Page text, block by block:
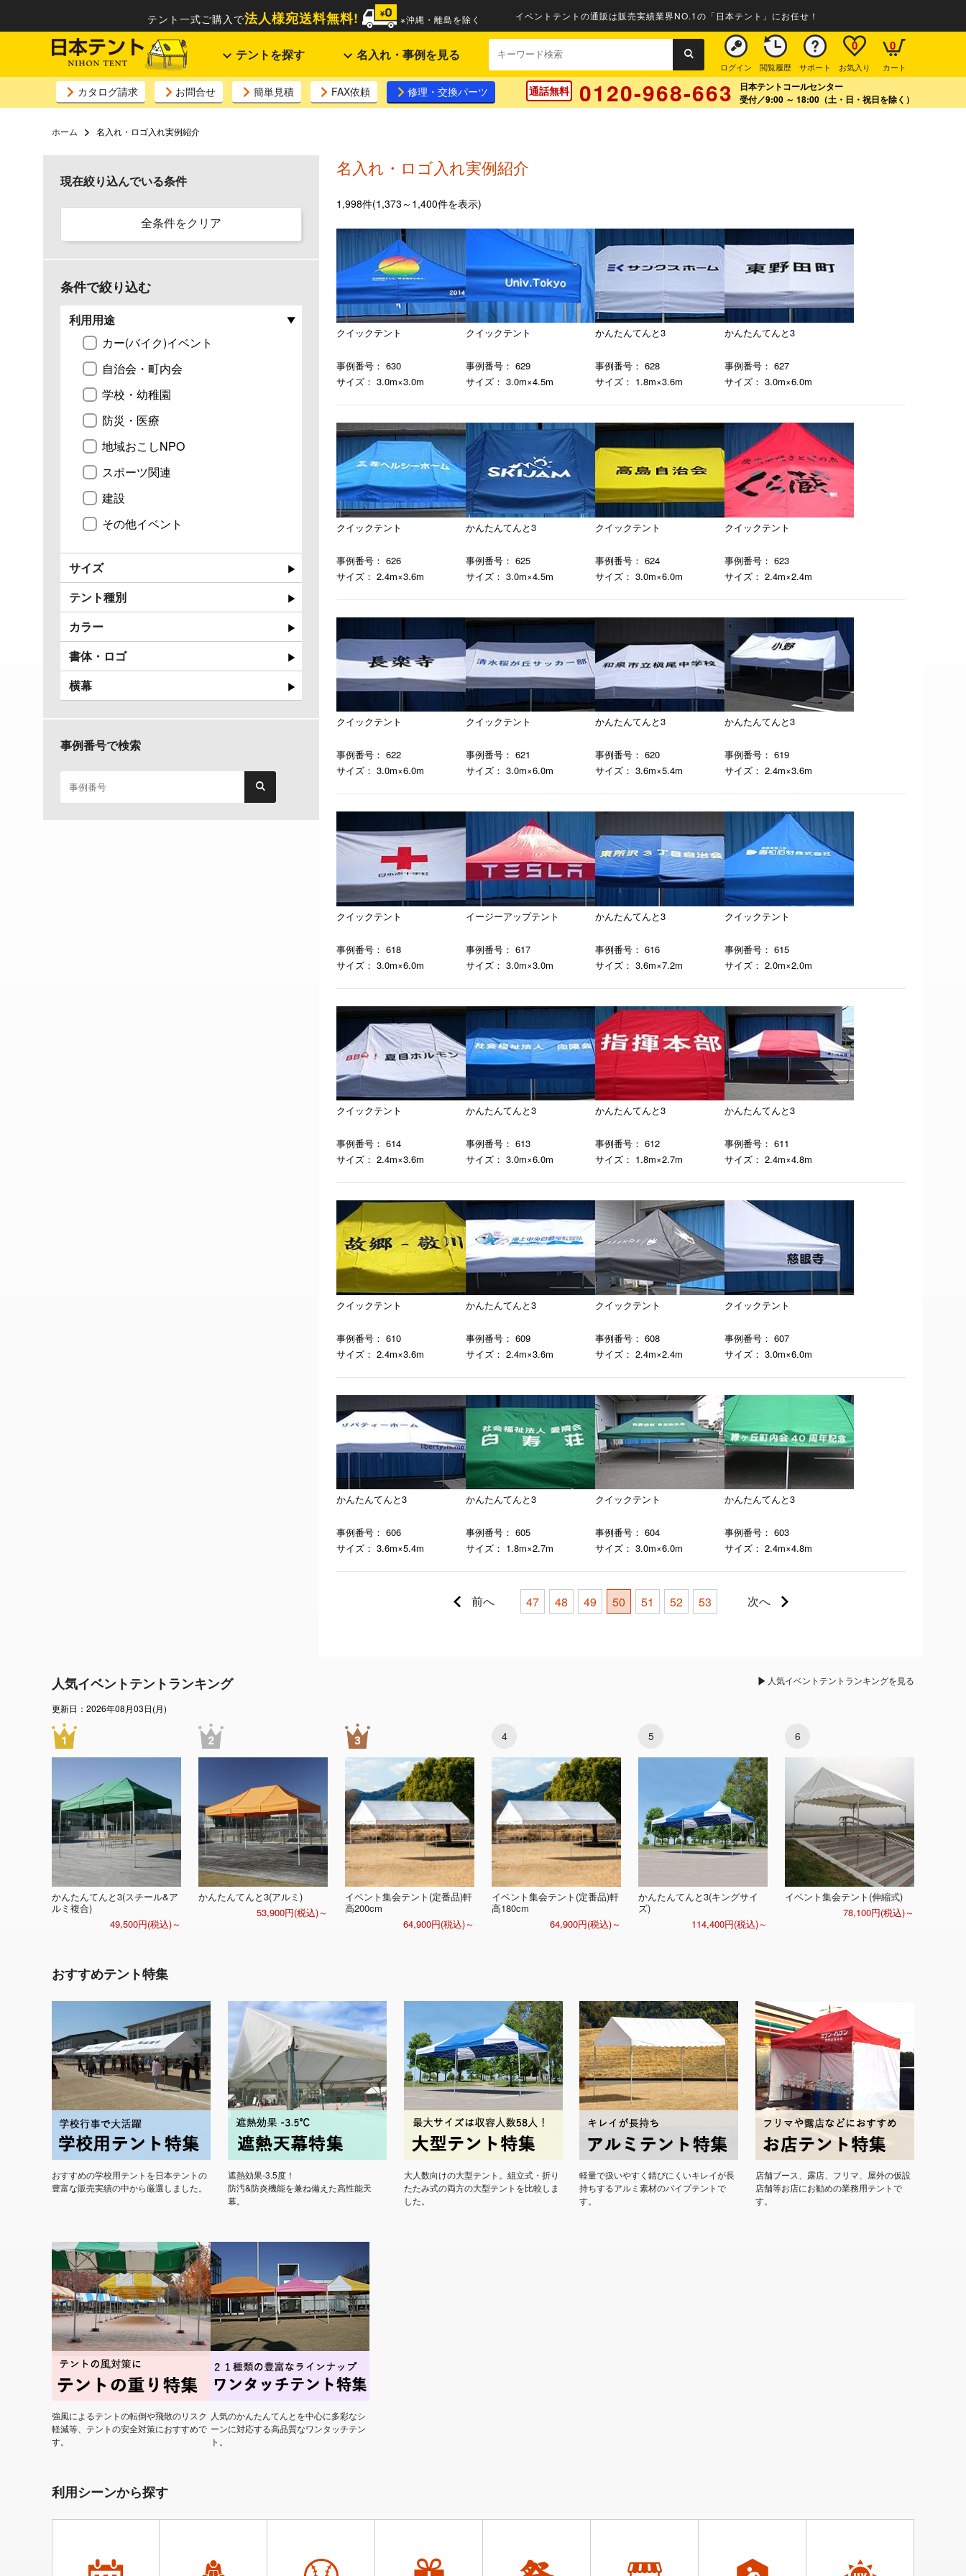
イベントテントの通販は販売実績業界NO.1の「日本テント」にお任せ！
テント一式ご購入で法人様宛送料無料! ※沖縄・離島を除く
テントを探す 名入れ・事例を見る
ログイン 閲覧履歴 サポート お気入り
0
カート
0
カタログ請求 お問合せ 簡単見積 FAX依頼 修理・交換パーツ 通話無料 0120-968-663
日本テントコールセンター
受付／9:00 ～ 18:00（土・日・祝日を除く）
ホーム 名入れ・ロゴ入れ実例紹介
現在絞り込んでいる条件
全条件をクリア
条件で絞り込む
利用用途
カー(バイク)イベント
自治会・町内会
学校・幼稚園
防災・医療
地域おこしNPO
スポーツ関連
建設
その他イベント
サイズ
テント種別
カラー
書体・ロゴ
横幕
事例番号で検索
名入れ・ロゴ入れ実例紹介
1,998件(1,373～1,400件を表示)
クイックテント
事例番号： 630
サイズ： 3.0m×3.0m
クイックテント
事例番号： 629
サイズ： 3.0m×4.5m
かんたんてんと3
事例番号： 628
サイズ： 1.8m×3.6m
かんたんてんと3
事例番号： 627
サイズ： 3.0m×6.0m
クイックテント
事例番号： 626
サイズ： 2.4m×3.6m
かんたんてんと3
事例番号： 625
サイズ： 3.0m×4.5m
クイックテント
事例番号： 624
サイズ： 3.0m×6.0m
クイックテント
事例番号： 623
サイズ： 2.4m×2.4m
クイックテント
事例番号： 622
サイズ： 3.0m×6.0m
クイックテント
事例番号： 621
サイズ： 3.0m×6.0m
かんたんてんと3
事例番号： 620
サイズ： 3.6m×5.4m
かんたんてんと3
事例番号： 619
サイズ： 2.4m×3.6m
クイックテント
事例番号： 618
サイズ： 3.0m×6.0m
イージーアップテント
事例番号： 617
サイズ： 3.0m×3.0m
かんたんてんと3
事例番号： 616
サイズ： 3.6m×7.2m
クイックテント
事例番号： 615
サイズ： 2.0m×2.0m
クイックテント
事例番号： 614
サイズ： 2.4m×3.6m
かんたんてんと3
事例番号： 613
サイズ： 3.0m×6.0m
かんたんてんと3
事例番号： 612
サイズ： 1.8m×2.7m
かんたんてんと3
事例番号： 611
サイズ： 2.4m×4.8m
クイックテント
事例番号： 610
サイズ： 2.4m×3.6m
かんたんてんと3
事例番号： 609
サイズ： 2.4m×3.6m
クイックテント
事例番号： 608
サイズ： 2.4m×2.4m
クイックテント
事例番号： 607
サイズ： 3.0m×6.0m
かんたんてんと3
事例番号： 606
サイズ： 3.6m×5.4m
かんたんてんと3
事例番号： 605
サイズ： 1.8m×2.7m
クイックテント
事例番号： 604
サイズ： 3.0m×6.0m
かんたんてんと3
事例番号： 603
サイズ： 2.4m×4.8m
前へ 47 48 49 50 51 52 53 次へ
人気イベントテントランキング 人気イベントテントランキングを見る
更新日：2026年08月03日(月)
かんたんてんと3(スチール&ア
ルミ複合)
49,500円(税込)～
かんたんてんと3(アルミ)
53,900円(税込)～
イベント集会テント(定番品)軒
高200cm
64,900円(税込)～
4
イベント集会テント(定番品)軒
高180cm
64,900円(税込)～
5
かんたんてんと3(キングサイ
ズ)
114,400円(税込)～
6
イベント集会テント(伸縮式)
78,100円(税込)～
おすすめテント特集
おすすめの学校用テントを日本テントの
豊富な販売実績の中から厳選しました。
遮熱効果-3.5度！
防汚&防炎機能を兼ね備えた高性能天
幕。
大人数向けの大型テント。組立式・折り
たたみ式の両方の大型テントを比較しま
した。
軽量で扱いやすく錆びにくいキレイが長
持ちするアルミ素材のパイプテントで
す。
店舗ブース、露店、フリマ、屋外の仮設
店舗等お店にお勧めの業務用テントで
す。
強風によるテントの転倒や飛散のリスク
軽減等、テントの安全対策におすすめで
す。
人気のかんたんてんとを中心に多彩なシ
ーンに対応する高品質なワンタッチテン
ト。
利用シーンから探す